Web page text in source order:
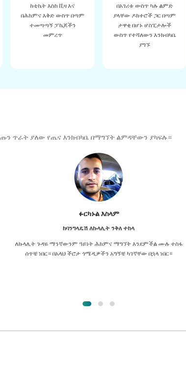
ከቲኬት እስከ ቪዛ እና
በሕክምና እቅድ ውስጥ በጣም
ተመጣጣኝ ፓኬጆችን
መምረጥ
በአገሪቱ ውስጥ ካሉ ልምድ
ያላቸው ዶክተሮች ጋር በጣም
ታዋቂ በሆኑ ሆስፒታሎች
ውስጥ የተሻለውን እንክብካቤ
ያግኙ
ጥራት ያለው የጤና እንክብካቤ በማግኘት ልምዳቸውን ያካፍሉ።
ፉርካኑል እስላም
ከባንግላዴሽ ለኩላሊት ንቅለ ተከላ
ለኩላሊት ጉዳዬ ማንኛውንም ዓይነት ሕክምና ማግኘት እንደምችል ሙሉ ተስፋ
ሰጥቼ ነበር። በአላህ ችሮታ ጎሜዲዎችን አግኝቼ ካገኛቸው በኋላ ነበር።